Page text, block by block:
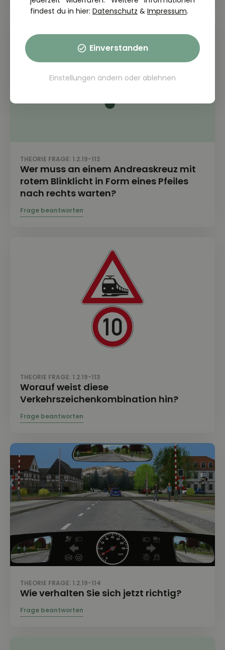
THEORIE FRAGE: 1.2.19-112
Wer muss an einem Andreaskreuz mit
rotem Blinklicht in Form eines Pfeiles
nach rechts warten?
THEORIE FRAGE: 1.2.19-113
Worauf weist diese
Verkehrszeichenkombination hin?
THEORIE FRAGE: 1.2.19-114
Wie verhalten Sie sich jetzt richtig?
findest du in hier: Datenschutz & Impressum.
Einverstanden
Einstellungen ändern oder ablehnen